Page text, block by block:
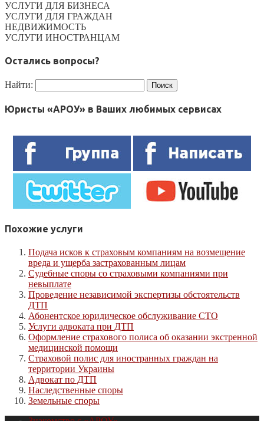
УСЛУГИ ДЛЯ БИЗНЕСА
УСЛУГИ ДЛЯ ГРАЖДАН
НЕДВИЖИМОСТЬ
УСЛУГИ ИНОСТРАНЦАМ
Остались вопросы?
Найти:
Юристы «АРОУ» в Ваших любимых сервисах
Похожие услуги
Подача исков к страховым компаниям на возмещение
вреда и ущерба застрахованным лицам
Судебные споры со страховыми компаниями при
невыплате
Проведение независимой экспертизы обстоятельств
ДТП
Абонентское юридическое обслуживание СТО
Услуги адвоката при ДТП
Оформление страхового полиса об оказании экстренной
медицинской помощи
Страховой полис для иностранных граждан на
территории Украины
Адвокат по ДТП
Наследственные споры
Земельные споры